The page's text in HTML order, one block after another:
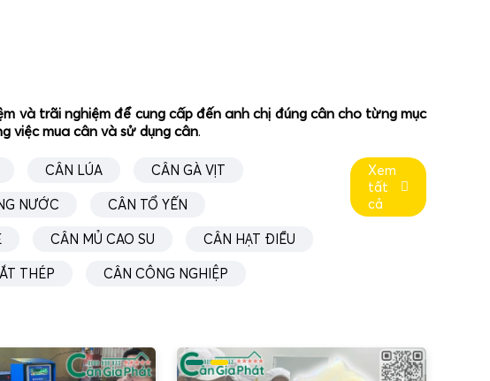
và trãi nghiệm để cung cấp đến anh chị đúng cân cho từng mục
việc mua cân và sử dụng cân.
CÂN LÚA CÂN GÀ VỊT
NƯỚC CÂN TỔ YẾN
CÂN MỦ CAO SU CÂN HẠT ĐIỀU
THÉP CÂN CÔNG NGHIỆP
Xem
tất
cả